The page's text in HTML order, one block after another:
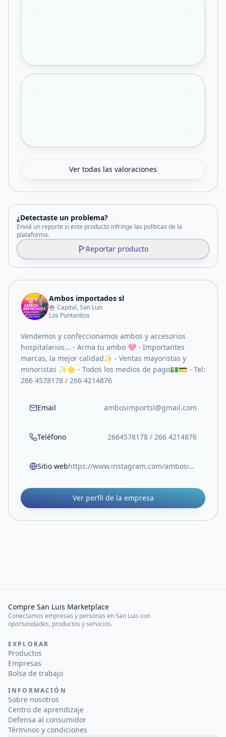
Ver todas las valoraciones
¿Detectaste un problema?
Enviá un reporte si este producto infringe las políticas de la
plataforma.
Reportar producto
Ambos importados sl
Capital, San Luis
Los Puntanitos
Vendemos y confeccionamos ambos y accesorios
hospitalarios... - Arma tu ambo 🩷 - Importantes
marcas, la mejor calidad✨ - Ventas mayoristas y
minoristas ✨🌟 - Todos los medios de pago💵💳 - Tel:
266 4578178 / 266 4214876
Email ambosimportsl@gmail.com
Teléfono 2664578178 / 266 4214876
Sitio web https://www.instagram.com/ambosimportsl?igsh=bWs0aHljaDdnaXUw&utm_source=qr
Ver perfil de la empresa
Compre San Luis Marketplace
Conectamos empresas y personas en San Luis con
oportunidades, productos y servicios.
EXPLORAR
Productos
Empresas
Bolsa de trabajo
INFORMACIÓN
Sobre nosotros
Centro de aprendizaje
Defensa al consumidor
Términos y condiciones